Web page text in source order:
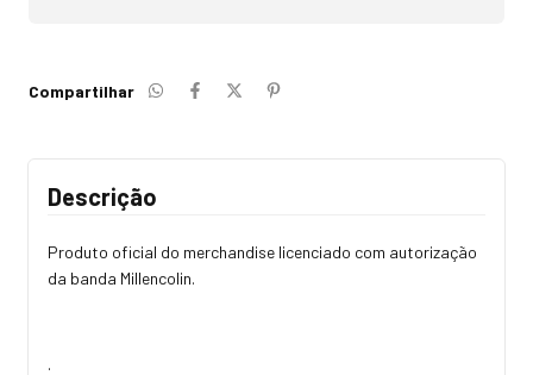
Compartilhar
Descrição
Produto oficial do merchandise licenciado com autorização
da banda Millencolin.
.